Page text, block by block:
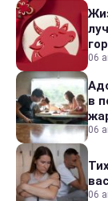
06
в
06
06